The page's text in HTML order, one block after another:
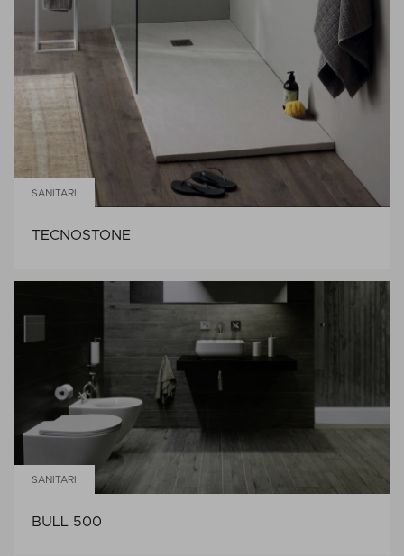
SANITARI
TECNOSTONE
SANITARI
BULL 500